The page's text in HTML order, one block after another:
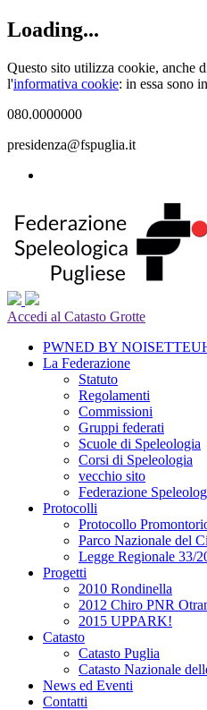
Loading...
Questo sito utilizza cookie, anche
l'informativa cookie: in essa sono
080.0000000
presidenza@fspuglia.it
Accedi al Catasto Grotte
PWNED BY
La Federazione
Statuto
Regolamenti
Commissioni
Gruppi federati
Scuole di Speleologia
Corsi di Speleologia
vecchio sito
Federazione
Protocolli
Protocollo
Parco Nazionale del
Legge Regionale 33/
Progetti
2010 Rondinella
2012 Chiro PNR
2015 UPPARK!
Catasto
Catasto Puglia
Catasto Nazionale
News ed Eventi
Contatti